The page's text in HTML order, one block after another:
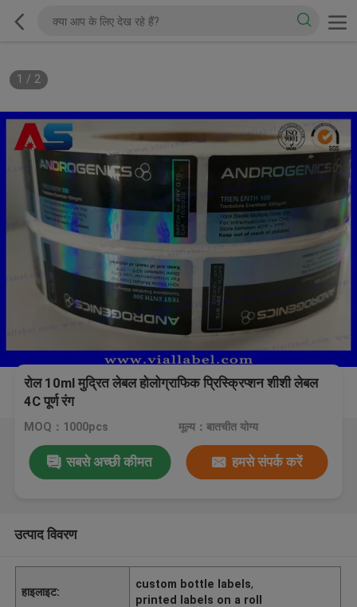
1 / 2
रोल 10ml मुद्रित लेबल होलोग्राफिक प्रिस्क्रिप्शन शीशी लेबल
4C पूर्ण रंग
MOQ：1000pcs मूल्य：बातचीत योग्य
सबसे अच्छी कीमत हमसे संपर्क करें
उत्पाद विवरण
हाइलाइट:
custom bottle labels,
printed labels on a roll